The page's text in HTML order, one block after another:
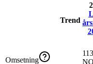
Trend
Omsetning